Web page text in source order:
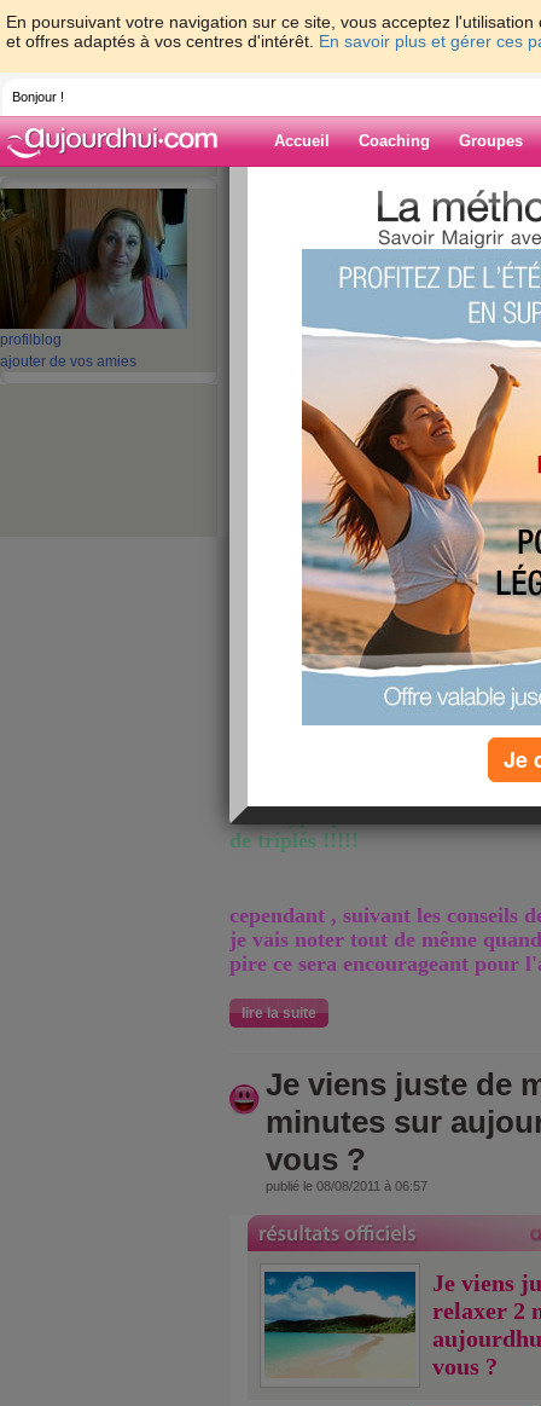
En poursuivant votre navigation sur ce site, vous acceptez
et offres adaptés à vos centres d'intérêt. En savoir plus et gérer ces
Bonjour !
Accueil Coaching Groupes
profil blog
ajouter de vos amies
>
Blog de
21 - 30 31 - 40 41 - 50 51 -
‹ Préc. 51 52 53 54 55
nouveau départ
programme du
publié le 08/08/2011 à 09:13
sauf que bien sûr , porte
j'adapte toujours un peu mon
donc d'abord , boire mon litre
, réduire les portions et bouger
mon hyperprotubérance
de triplés !!!!!
cependant , suivant les conseils
je vais noter tout de même
pire ce sera encourageant pour
lire la suite
Je viens juste de
minutes sur
vous ?
publié le 08/08/2011 à 06:57
Je viens
relaxer 2
vous ?
Je